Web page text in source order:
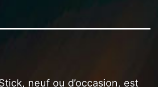
Stick, neuf ou d’occasion, est